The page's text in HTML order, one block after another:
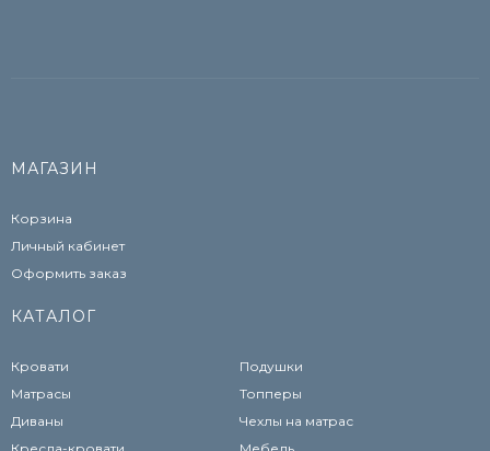
МАГАЗИН
Корзина
Личный кабинет
Оформить заказ
КАТАЛОГ
Кровати
Матрасы
Диваны
Подушки
Топперы
Чехлы на матрас